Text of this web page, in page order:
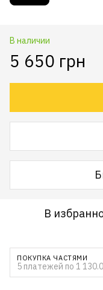
В наличии
5 650 грн
В
ПОКУПКА ЧАСТЯМИ
5 платежей по 1